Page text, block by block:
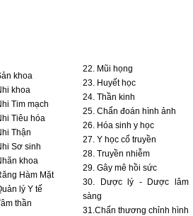
khoa
khoa
Tim mạch
Tiêu hóa
Thận
Sơ sinh
khoa
Hàm Mặt
lý Y tế
thần
22. Mũi họng
23. Huyết học
24. Thần kinh
25. Chẩn đoán hình ảnh
26. Hóa sinh y học
27. Y học cổ truyền
28. Truyền nhiễm
29. Gây mê hồi sức
30. Dược lý - Dược lâm
sàng
31.Chấn thương chỉnh hình